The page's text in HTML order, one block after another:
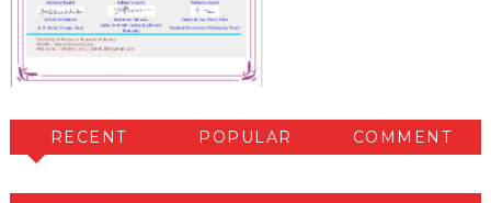
RECENT POPULAR COMMENT